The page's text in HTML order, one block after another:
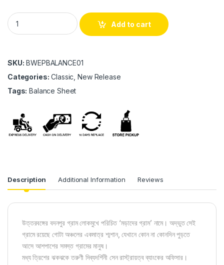
Balance Sheet quantity
Add to cart
SKU: BWEPBALANCE01
Categories: Classic, New Release
Tags: Balance Sheet
Description Additional Information Reviews
উত্তরবঙ্গের বদনপুর গ্রাম লোকমুখে পরিচিত ‘মড়াদের গ্রাম’ নামে। অদ্ভুত সেই
গ্রামে রয়েছে গোটা অঞ্চলের একমাত্র শ্মশান, যেখানে কোন না কোনদিন পুড়তে
আসে আশপাশের সমস্ত গ্রামের মানুষ।
মধ্য ত্রিশের ঝকঝকে তরুণী দিব্যদর্শিনী সেন রাস্ট্রায়ত্ব ব্যাংকের অফিসার।